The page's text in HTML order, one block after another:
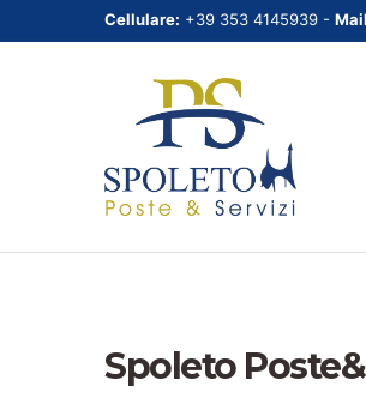
Cellulare: +39 353 4145939 -
Spoleto